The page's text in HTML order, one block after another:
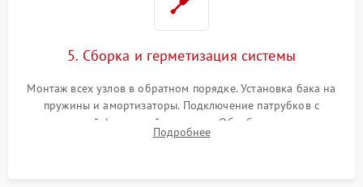
5. Сборка и герметизация системы
Монтаж всех узлов в обратном порядке. Установка бака на
пружины и амортизаторы. Подключение патрубков с
надежной фиксацией хомутами. Обработка стыков
герметиком для предотвращения возможных протечек воды.
Подробнее